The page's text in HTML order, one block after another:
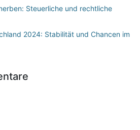
Steuerliche und rechtliche
2024: Stabilität und Chancen im